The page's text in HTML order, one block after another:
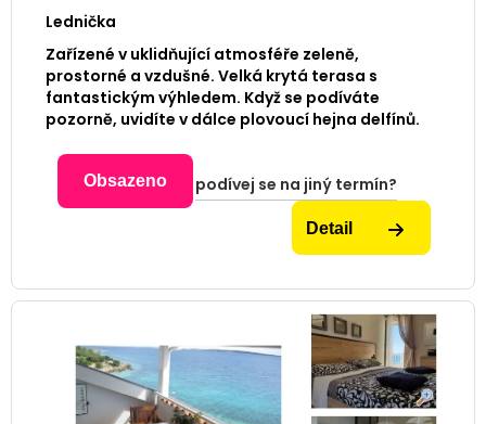
Lednička
Zařízené v uklidňující atmosféře zeleně,
prostorné a vzdušné. Velká krytá terasa s
fantastickým výhledem. Když se podíváte
pozorně, uvidíte v dálce plovoucí hejna delfínů.
Obsazeno podívej se na jiný termín?
Detail